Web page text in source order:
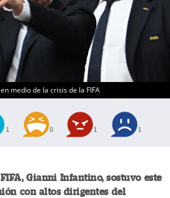
medio de la crisis de la FIFA
1 0 1 1
Gianni Infantino, sostuvo este
con altos dirigentes del